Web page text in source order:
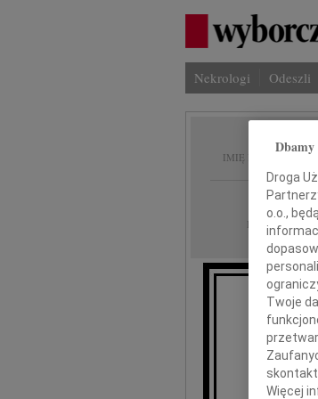
Nekrologi Odeszli
IMIĘ I NAZWISKO:
REGION:
DATA EMISJI:
Dbamy
Droga
o.o.,
Twoje
Więcej